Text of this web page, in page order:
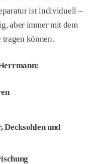
ist individuell –
aber immer mit dem
tragen können.
Decksohlen und